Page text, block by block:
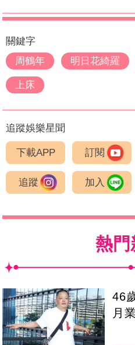
關鍵字
周鶴年
明日花綺羅
上床
追蹤娛樂星聞
下載APP 訂閱
追蹤 加入
熱門
46
月